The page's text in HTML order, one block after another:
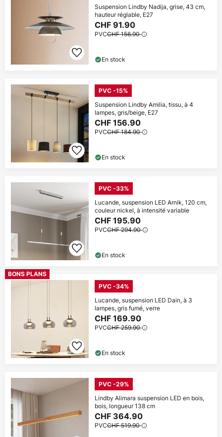
Suspension Lindby Nadija, grise, 43 cm,
hauteur réglable, E27
CHF 91.90
PVCCHF 156.90
En stock
PVC -15%
Suspension Lindby Amilia, tissu, à 4
lampes, gris/beige, E27
CHF 156.90
PVCCHF 184.90
En stock
PVC -33%
Lucande, suspension LED Arnik, 120 cm,
couleur nickel, à intensité variable
CHF 195.90
PVCCHF 294.90
En stock
BONS PLANS
PVC -34%
Lucande, suspension LED Dain, à 3
lampes, gris fumé, verre
CHF 169.90
PVCCHF 259.90
En stock
PVC -29%
Lindby Alimara suspension LED en bois,
bois, longueur 138 cm
CHF 364.90
PVCCHF 519.90